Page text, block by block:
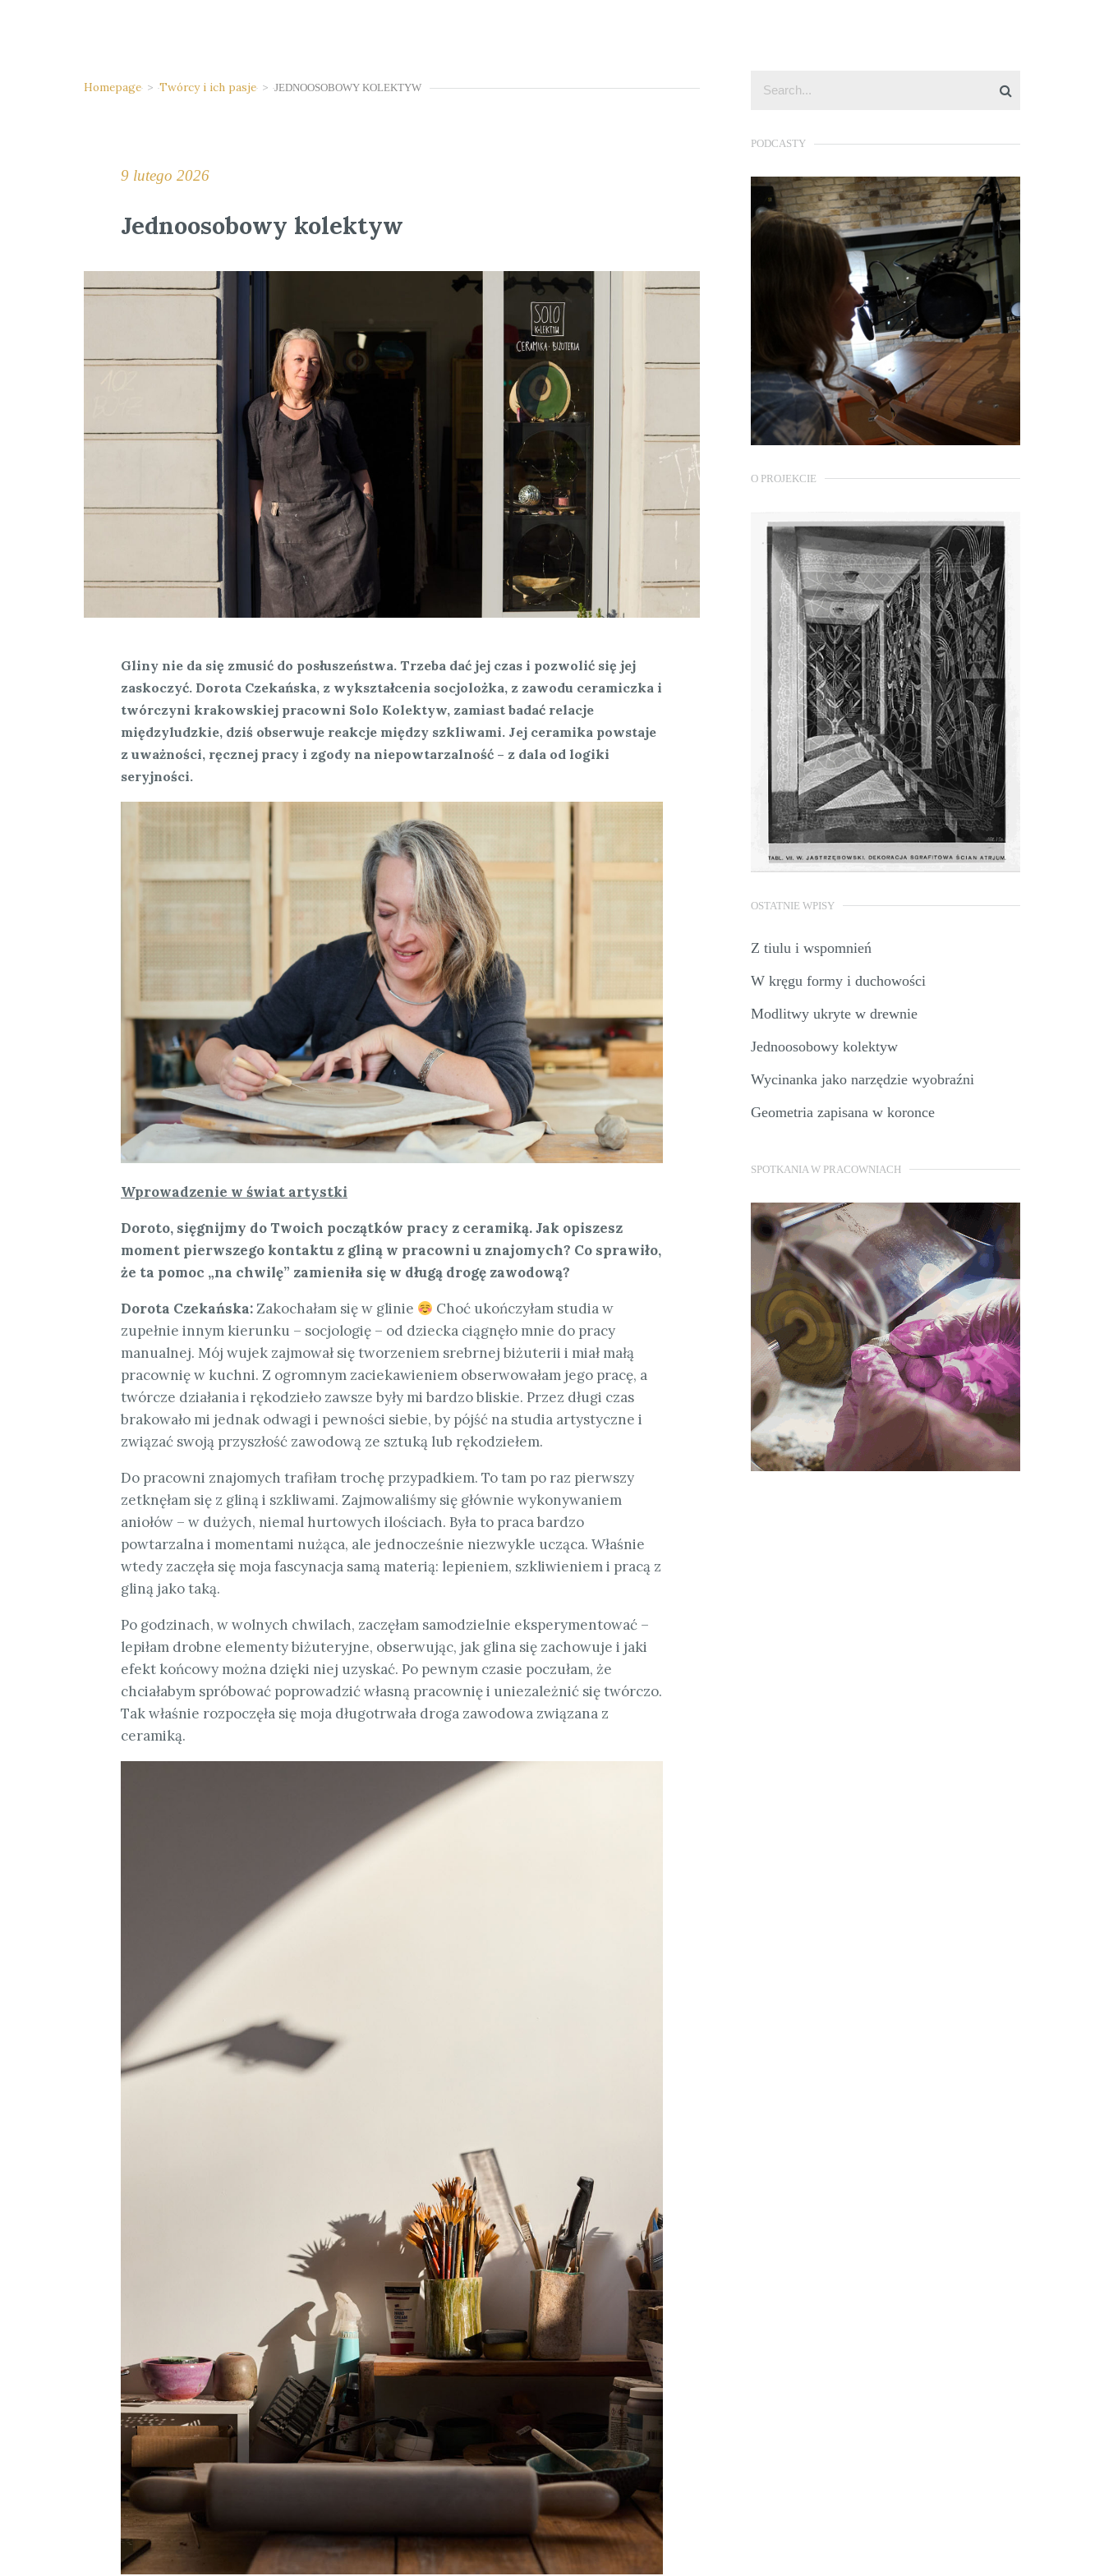
Homepage > Twórcy i ich pasje > JEDNOOSOBOWY KOLEKTYW
9 lutego 2026
Jednoosobowy kolektyw
Gliny nie da się zmusić do posłuszeństwa. Trzeba dać jej czas i pozwolić się jej
zaskoczyć. Dorota Czekańska, z wykształcenia socjolożka, z zawodu ceramiczka i
twórczyni krakowskiej pracowni Solo Kolektyw, zamiast badać relacje
międzyludzkie, dziś obserwuje reakcje między szkliwami. Jej ceramika powstaje
z uważności, ręcznej pracy i zgody na niepowtarzalność – z dala od logiki
seryjności.
Wprowadzenie w świat artystki
Doroto, sięgnijmy do Twoich początków pracy z ceramiką. Jak opiszesz
moment pierwszego kontaktu z gliną w pracowni u znajomych? Co sprawiło,
że ta pomoc „na chwilę” zamieniła się w długą drogę zawodową?
Dorota Czekańska:Zakochałam się w glinie
Choć ukończyłam studia w
zupełnie innym kierunku – socjologię – od dziecka ciągnęło mnie do pracy
manualnej. Mój wujek zajmował się tworzeniem srebrnej biżuterii i miał małą
pracownię w kuchni. Z ogromnym zaciekawieniem obserwowałam jego pracę, a
twórcze działania i rękodzieło zawsze były mi bardzo bliskie. Przez długi czas
brakowało mi jednak odwagi i pewności siebie, by pójść na studia artystyczne i
związać swoją przyszłość zawodową ze sztuką lub rękodziełem.
Do pracowni znajomych trafiłam trochę przypadkiem. To tam po raz pierwszy
zetknęłam się z gliną i szkliwami. Zajmowaliśmy się głównie wykonywaniem
aniołów – w dużych, niemal hurtowych ilościach. Była to praca bardzo
powtarzalna i momentami nużąca, ale jednocześnie niezwykle ucząca. Właśnie
wtedy zaczęła się moja fascynacja samą materią: lepieniem, szkliwieniem i pracą z
gliną jako taką.
Po godzinach, w wolnych chwilach, zaczęłam samodzielnie eksperymentować –
lepiłam drobne elementy biżuteryjne, obserwując, jak glina się zachowuje i jaki
efekt końcowy można dzięki niej uzyskać. Po pewnym czasie poczułam, że
chciałabym spróbować poprowadzić własną pracownię i uniezależnić się twórczo.
Tak właśnie rozpoczęła się moja długotrwała droga zawodowa związana z
ceramiką.
PODCASTY
O PROJEKCIE
OSTATNIE WPISY
Z tiulu i wspomnień
W kręgu formy i duchowości
Modlitwy ukryte w drewnie
Jednoosobowy kolektyw
Wycinanka jako narzędzie wyobraźni
Geometria zapisana w koronce
SPOTKANIA W PRACOWNIACH